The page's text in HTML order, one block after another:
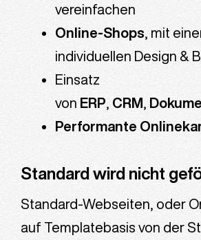
vereinfachen
Online-Shops , mit
individuellen Design &
Einsatz
von ERP CRM
Performante
Standard wird nicht
Standard-Webseiten, oder
auf Templatebasis von der